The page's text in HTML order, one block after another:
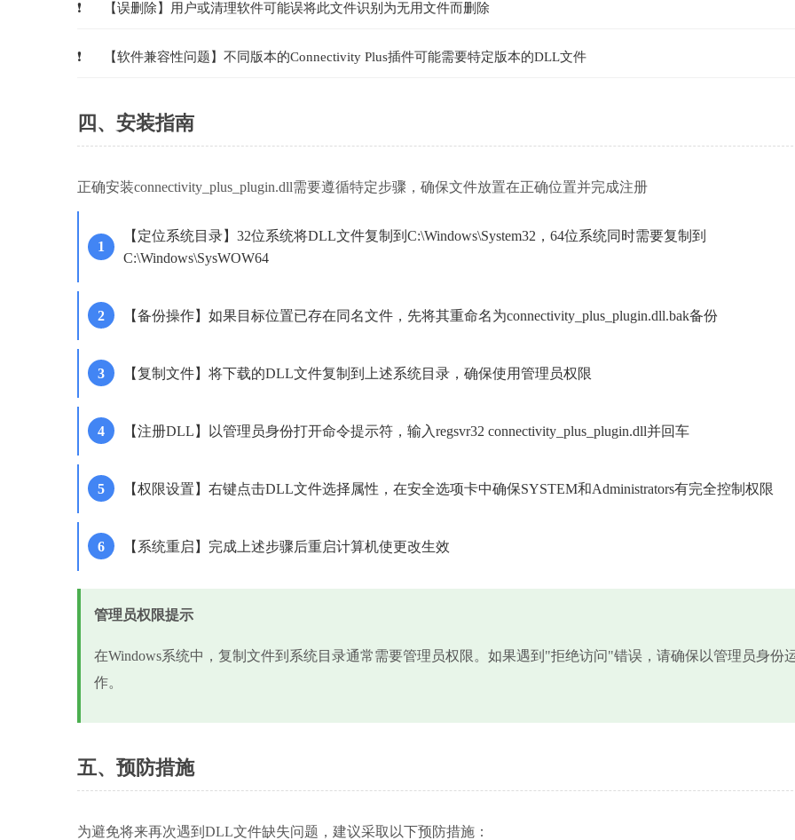
【误删除】用户或清理软件可能误将此文件识别为无用文件而删除
【软件兼容性问题】不同版本的Connectivity Plus插件可能需要特定版本的DLL文件
四、安装指南
正确安装connectivity_plus_plugin.dll需要遵循特定步骤，确保文件放置在正确位置并完成注册
【定位系统目录】32位系统将DLL文件复制到C:\Windows\System32，64位系统同时需要复制到
C:\Windows\SysWOW64
【备份操作】如果目标位置已存在同名文件，先将其重命名为connectivity_plus_plugin.dll.bak备份
【复制文件】将下载的DLL文件复制到上述系统目录，确保使用管理员权限
【注册DLL】以管理员身份打开命令提示符，输入regsvr32 connectivity_plus_plugin.dll并回车
【权限设置】右键点击DLL文件选择属性，在安全选项卡中确保SYSTEM和Administrators有完全控制权限
【系统重启】完成上述步骤后重启计算机使更改生效
管理员权限提示
在Windows系统中，复制文件到系统目录通常需要管理员权限。如果遇到"拒绝访问"错误，请确保以管理员身份
作。
五、预防措施
为避免将来再次遇到DLL文件缺失问题，建议采取以下预防措施：